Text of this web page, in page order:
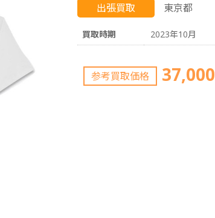
出張買取 東京都
買取時期 2023年10月
参考買取価格 37,000